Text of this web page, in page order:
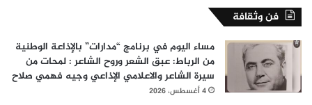
فن وثقافة
مساء اليوم في برنامج “مدارات” بالإذاعة الوطنية
من الرباط: عبق الشعر وروح الشاعر : لمحات من
سيرة الشاعر والاعلامي الإذاعي وجيه فهمي صلاح
4 أغسطس، 2026